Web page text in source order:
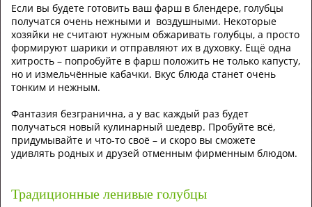
Если вы будете готовить ваш фарш в блендере, голубцы
получатся очень нежными и воздушными. Некоторые
хозяйки не считают нужным обжаривать голубцы, а просто
формируют шарики и отправляют их в духовку. Ещё одна
хитрость – попробуйте в фарш положить не только капусту,
но и измельчённые кабачки. Вкус блюда станет очень
тонким и нежным.
Фантазия безгранична, а у вас каждый раз будет
получаться новый кулинарный шедевр. Пробуйте всё,
придумывайте и что-то своё – и скоро вы сможете
удивлять родных и друзей отменным фирменным блюдом.
Традиционные ленивые голубцы